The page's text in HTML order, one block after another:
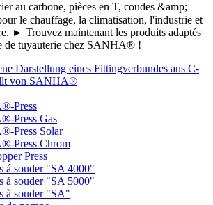
au carbone, pièces en T, coudes &amp;
le chauffage, la climatisation, l'industrie et
► Trouvez maintenant les produits adaptés
de tuyauterie chez SANHA® !
Press
Press Gas
Press Solar
Press Chrom
Press
á souder "SA 4000"
á souder "SA 5000"
à souder "SA"